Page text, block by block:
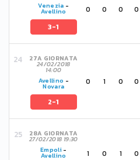
Venezia -
Avellino
3-1
0 0 0 0
27A GIORNATA
24/02/2018
14:00
Avellino -
Novara
2-1
0 1 0 0
28A GIORNATA
27/02/2018 19:30
Empoli -
Avellino 1 0 1 0